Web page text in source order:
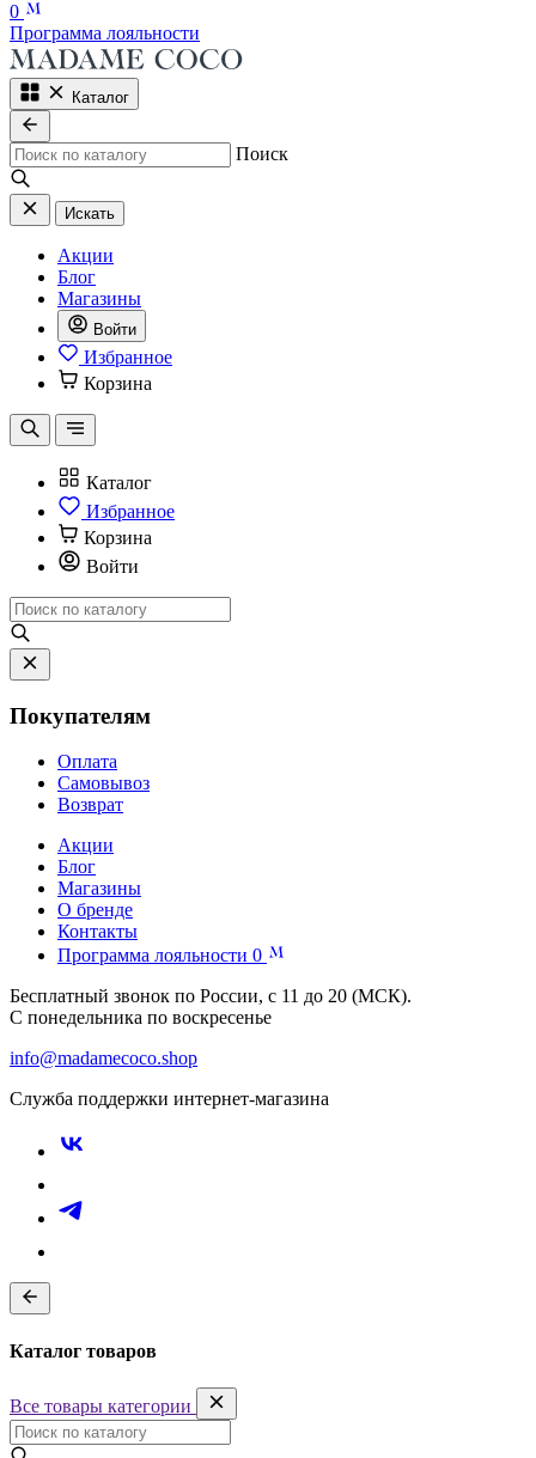
0
Программа лояльности
Каталог
Поиск
Искать
Акции
Блог
Магазины
Войти
Избранное
Корзина
Каталог
Избранное
Корзина
Войти
Покупателям
Оплата
Самовывоз
Возврат
Акции
Блог
Магазины
О бренде
Контакты
Программа лояльности 0
Бесплатный звонок по России, с 11 до 20 (МСК).
С понедельника по воскресенье
info@madamecoco.shop
Служба поддержки интернет-магазина
Каталог товаров
Все товары категории